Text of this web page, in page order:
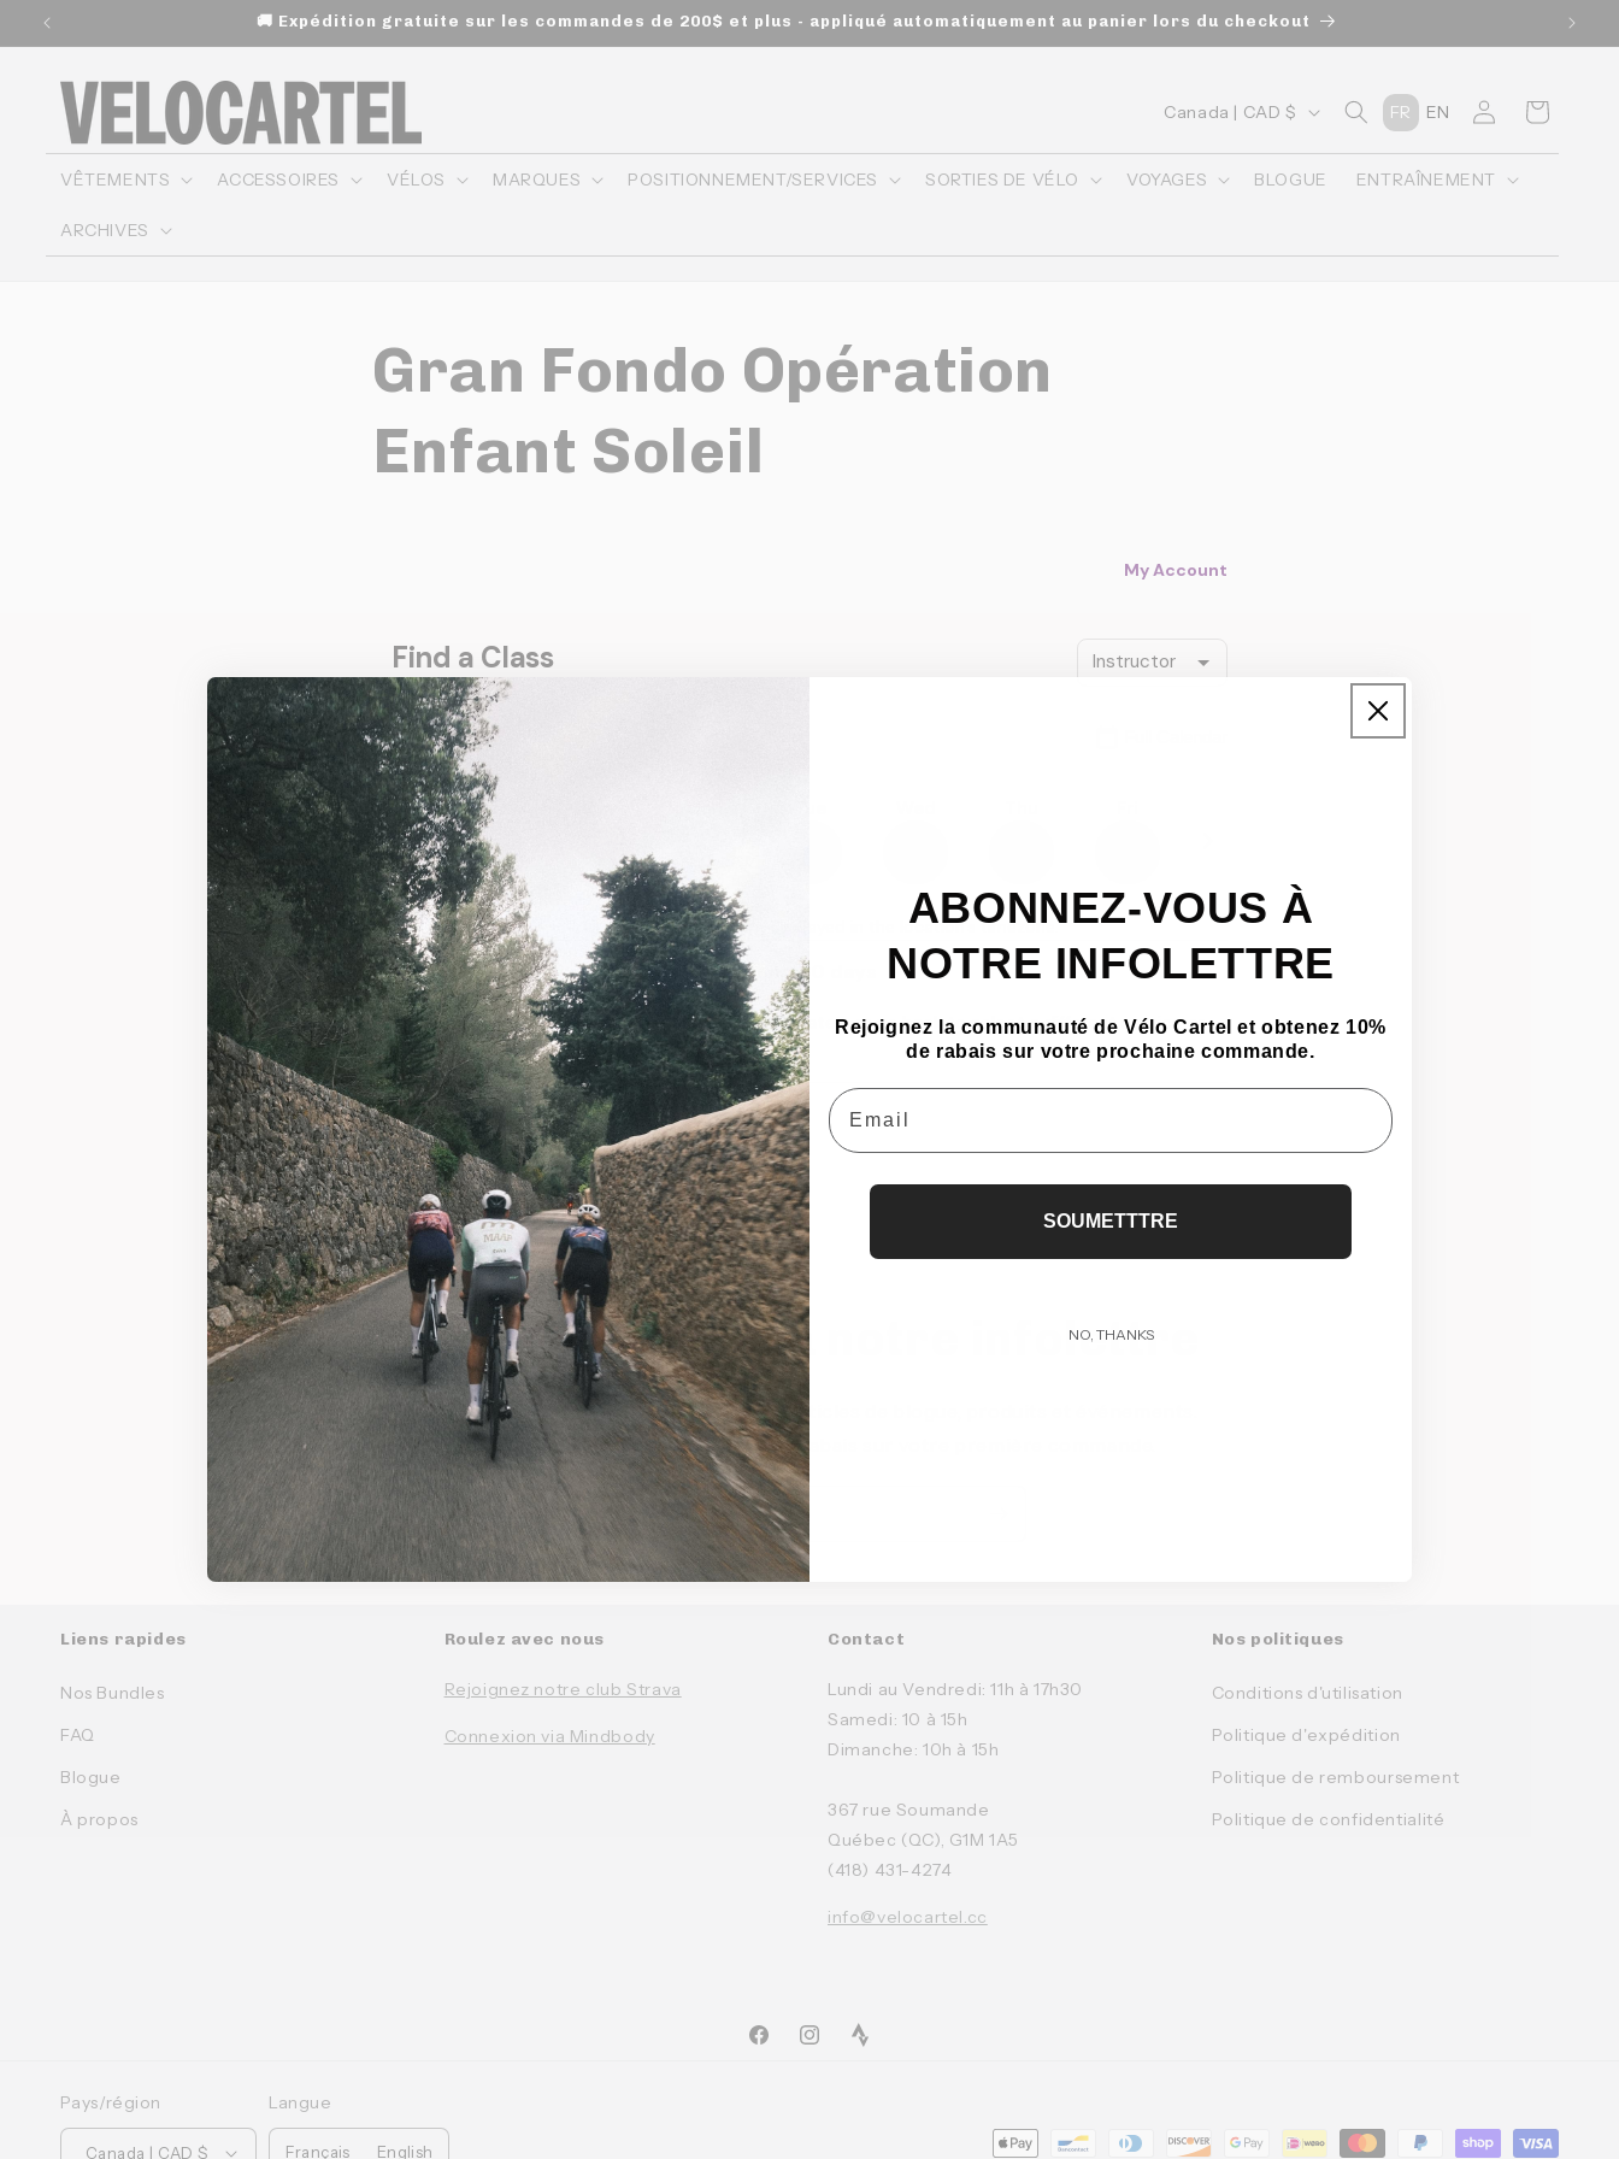
passer
au
🚚 Expédition gratuite sur les commandes de 200$ et plus - appliqué automatiquement au panier lors du checkout
VÊTEMENTS ACCESSOIRES VÉLOS MARQUES POSITIONNEMENT/SERVICES SORTIES DE VÉLO VOYAGES BLOGUE ENTRAÎNEMENT
ARCHIVES
P
a
y
/
Canada | CAD $ FR ENConnexionPanier
Gran Fondo Opération
Enfant Soleil
Inscrivez-vous à notre infolettre
Pour être au courant de nos nouveaux articles de blogue, produits et événements.
En vous inscrivant, obtenez 10% de rabais sur votre première commande.
E-mail
Liens rapides
Nos Bundles
FAQ
Blogue
À propos
Roulez avec nous
Rejoignez notre club Strava
Connexion via Mindbody
Contact
Lundi au Vendredi: 11h à 17h30
Samedi: 10 à 15h
Dimanche: 10h à 15h
367 rue Soumande
Québec (QC), G1M 1A5
(418) 431-4274
info@velocartel.cc
Nos politiques
Conditions d'utilisation
Politique d'expédition
Politique de remboursement
Politique de confidentialité
FacebookInstagramTikTok
Pays/région
Canada | CAD $
Langue
Français English Moyens
ABONNEZ-VOUS À
NOTRE INFOLETTRE
Rejoignez la communauté de Vélo Cartel et obtenez 10%
de rabais sur votre prochaine commande.
Email
SOUMETTTRE
NO, THANKS